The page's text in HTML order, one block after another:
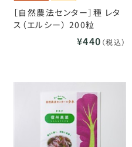
［自然農法センター］種 レタ
ス（エルシー） 200粒
¥440 （税込）